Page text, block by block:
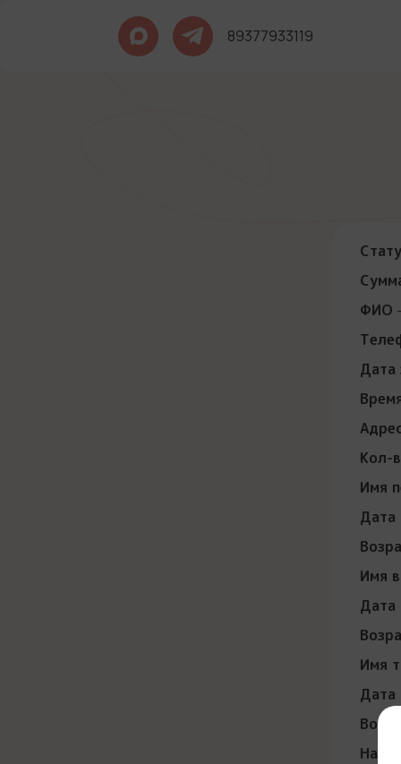
89377933119
ФИО
Дата
Кол-
Имя
Дата
Имя
Дата
Имя
Дата